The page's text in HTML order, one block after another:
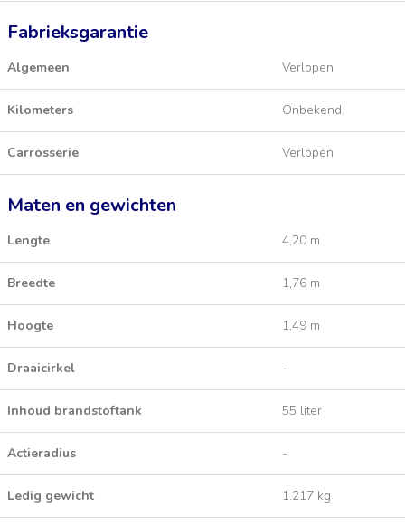
Fabrieksgarantie
Algemeen Verlopen
Kilometers Onbekend.
Carrosserie Verlopen
Maten en gewichten
Lengte 4,20 m
Breedte 1,76 m
Hoogte 1,49 m
Draaicirkel -
Inhoud brandstoftank 55 liter
Actieradius -
Ledig gewicht 1.217 kg